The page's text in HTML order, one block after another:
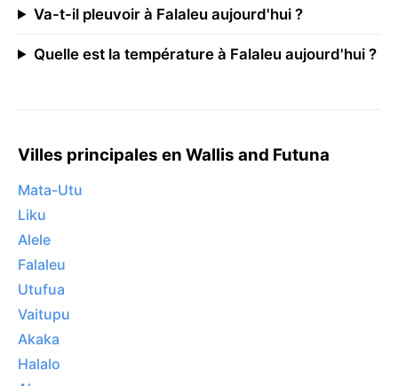
Va-t-il pleuvoir à Falaleu aujourd'hui ?
Quelle est la température à Falaleu aujourd'hui ?
Villes principales en Wallis and Futuna
Mata-Utu
Liku
Alele
Falaleu
Utufua
Vaitupu
Akaka
Halalo